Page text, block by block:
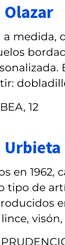
a medida,
12
Urbieta
en 1962,
tipo de